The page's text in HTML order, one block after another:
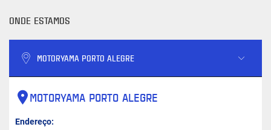
ONDE ESTAMOS
MOTORYAMA PORTO ALEGRE
MOTORYAMA PORTO ALEGRE
Endereço: